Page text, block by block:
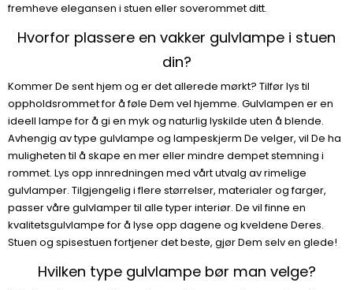
fremheve elegansen i stuen eller soverommet ditt.
Hvorfor plassere en vakker gulvlampe i stuen
din?
Kommer De sent hjem og er det allerede mørkt? Tilfør lys til
oppholdsrommet for å føle Dem vel hjemme. Gulvlampen er en
ideell lampe for å gi en myk og naturlig lyskilde uten å blende.
Avhengig av type gulvlampe og lampeskjerm De velger, vil De ha
muligheten til å skape en mer eller mindre dempet stemning i
rommet. Lys opp innredningen med vårt utvalg av rimelige
gulvlamper. Tilgjengelig i flere størrelser, materialer og farger,
passer våre gulvlamper til alle typer interiør. De vil finne en
kvalitetsgulvlampe for å lyse opp dagene og kveldene Deres.
Stuen og spisestuen fortjener det beste, gjør Dem selv en glede!
Hvilken type gulvlampe bør man velge?